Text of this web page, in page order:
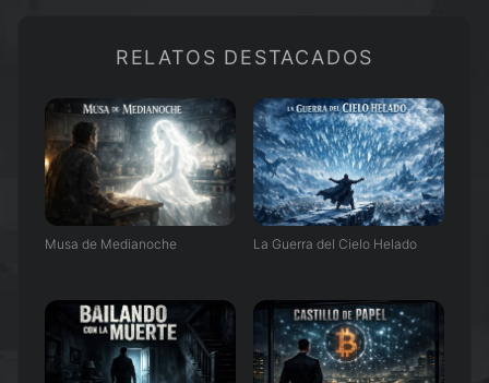
RELATOS DESTACADOS
Musa de Medianoche La Guerra del Cielo Helado